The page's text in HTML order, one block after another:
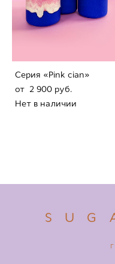
Серия «Pink cian»
от 2 900 pуб.
Нет в наличии
S U G